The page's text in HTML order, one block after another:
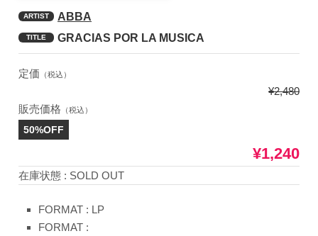
ARTIST ABBA
TITLE GRACIAS POR LA MUSICA
定価 （税込）
¥2,480
販売価格 （税込）
50%OFF
¥1,240
在庫状態 : SOLD OUT
FORMAT : LP
FORMAT :